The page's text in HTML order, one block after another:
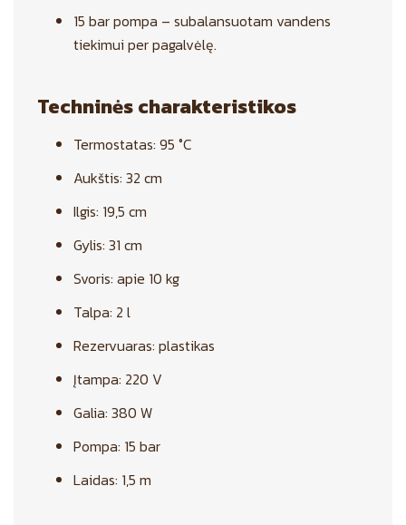
15 bar pompa – subalansuotam vandens
tiekimui per pagalvėlę.
Techninės charakteristikos
Termostatas: 95 °C
Aukštis: 32 cm
Ilgis: 19,5 cm
Gylis: 31 cm
Svoris: apie 10 kg
Talpa: 2 l
Rezervuaras: plastikas
Įtampa: 220 V
Galia: 380 W
Pompa: 15 bar
Laidas: 1,5 m